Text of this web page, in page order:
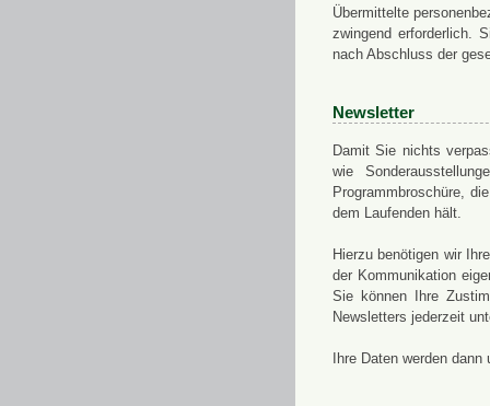
Übermittelte
zwingend erforderlich.
nach Abschluss der
Newsletter
Damit Sie nichts
wie
Programmbroschüre,
dem Laufenden hält.
Hierzu benötigen wir
der Kommunikation
Sie können Ihre
Newsletters jederzeit
Ihre Daten werden